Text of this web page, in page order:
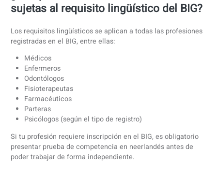
Comunicarse de forma segura con los pacientes
Trabajar con precisión con la documentación médica
Colaborar eficazmente con colegas e instituciones
Para los candidatos con titulaciones extranjeras, las
autoridades neerlandesas requieren prueba de que se
alcanza elnivel mínimo de idioma
profesión.
¿Qué profesiones sanitarias están
sujetas al requisito lingüístico del
Los requisitos lingüísticos se aplican a todas las